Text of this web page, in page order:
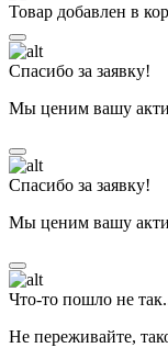
Товар добавлен в
Спасибо за заявку!
Мы ценим вашу
Спасибо за заявку!
Мы ценим вашу
Что-то пошло не
Не переживайте,